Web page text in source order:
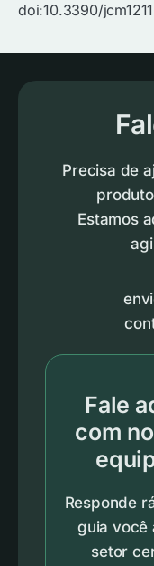
doi:10.3390/
Precisa de
Estamos
Fale
com
Responde
guia você
setor